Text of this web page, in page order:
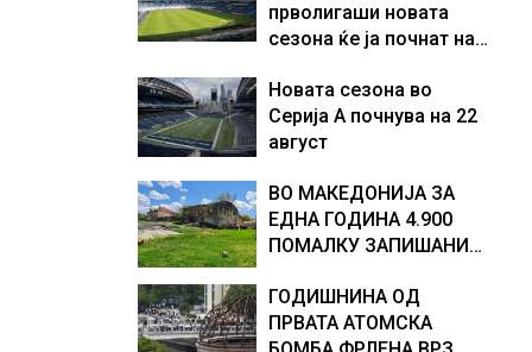
прволигаши новата
сезона ќе ја почнат на
Новата сезона во
Серија А почнува на 22
август
ВО МАКЕДОНИЈА ЗА
ЕДНА ГОДИНА 4.900
ПОМАЛКУ ЗАПИШАНИ
ГОДИШНИНА ОД
ПРВАТА АТОМСКА